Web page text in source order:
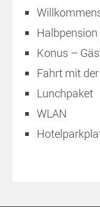
Konus –
Fahrt mit
Lunchpaket
WLAN